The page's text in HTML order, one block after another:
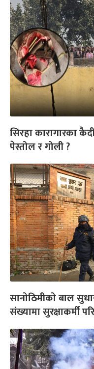
सिरहा कारागारका
पेस्तोल र गोली ?
सानोठिमीको बाल
संख्यामा सुरक्षाकर्मी